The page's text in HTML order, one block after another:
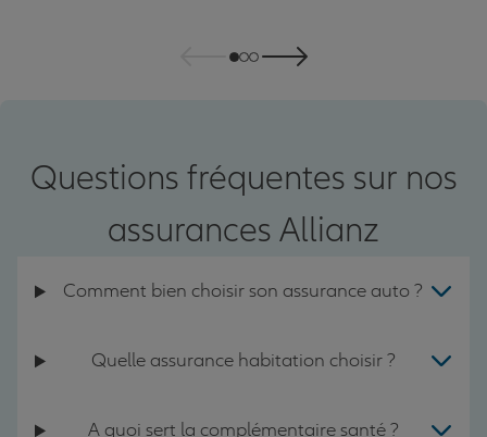
Questions fréquentes sur nos
assurances Allianz
Comment bien choisir son assurance auto ?
Quelle assurance habitation choisir ?
A quoi sert la complémentaire santé ?